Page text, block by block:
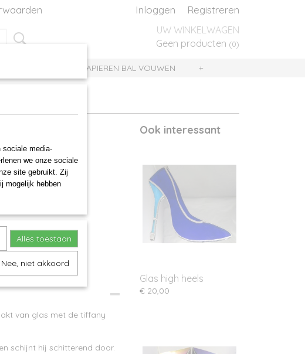
Inloggen Registreren
UW WINKELWAGEN
Geen producten (0)
PAPIEREN BAL VOUWEN +
van glas met de tiffany
schijnt hij schitterend door.
Ook interessant
Glas high heels
€ 20,00
sociale media-
we onze sociale
site gebruikt. Zij
mogelijk hebben
Alles toestaan
Nee, niet akkoord